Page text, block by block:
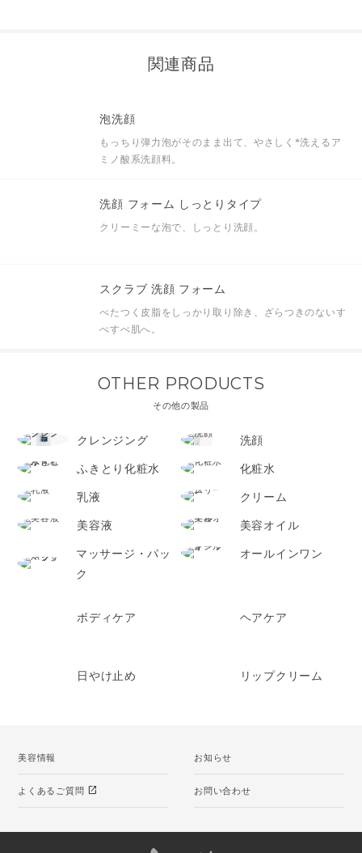
関連商品
泡洗顔
もっちり弾力泡がそのまま出て、やさしく *洗えるア
ミノ酸系洗顔料。
洗顔 フォーム しっとりタイプ
クリーミーな泡で、しっとり洗顔。
スクラブ 洗顔 フォーム
べたつく皮脂をしっかり取り除き、ざらつきのないす
べすべ肌へ。
OTHER PRODUCTS
その他の製品
クレンジング 洗顔
ふきとり化粧水 化粧水
乳液 クリーム
美容液 美容オイル
マッサージ・パッ
ク
オールインワン
ボディケア ヘアケア
日やけ止め リップクリーム
美容情報 お知らせ
よくあるご質問 open_in_new お問い合わせ